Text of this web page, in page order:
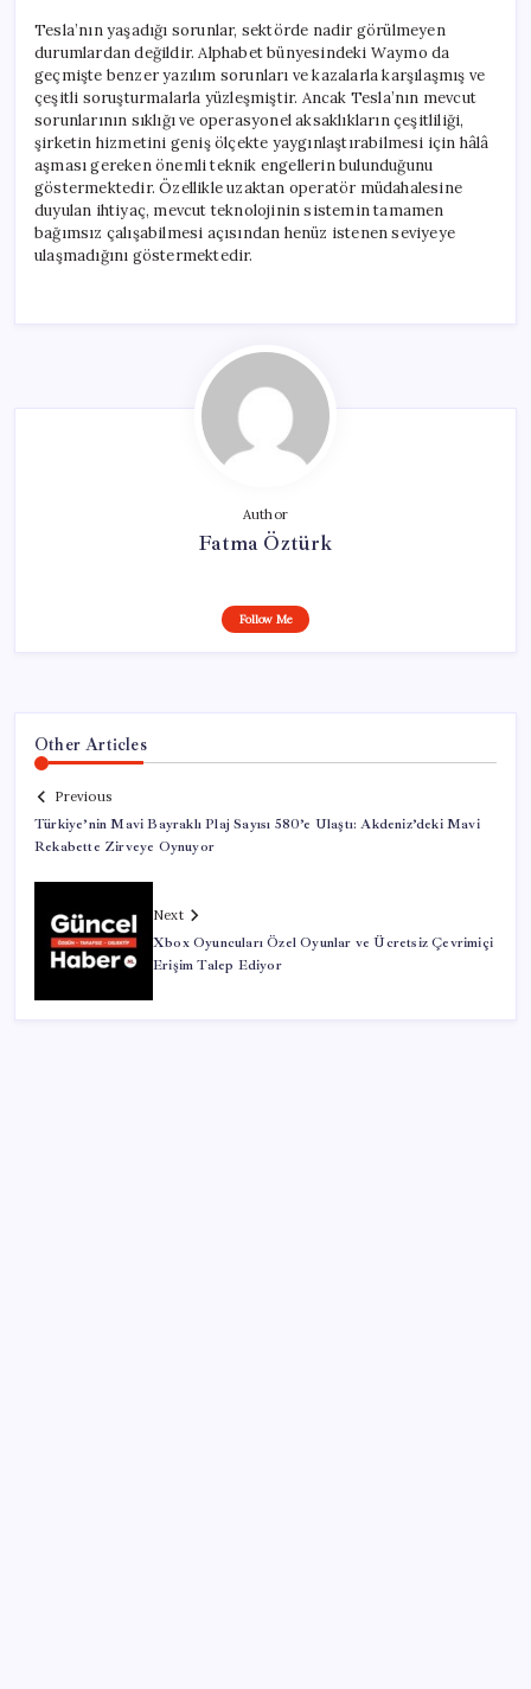
Tesla’nın yaşadığı sorunlar, sektörde nadir görülmeyen
durumlardan değildir. Alphabet bünyesindeki Waymo da
geçmişte benzer yazılım sorunları ve kazalarla karşılaşmış ve
çeşitli soruşturmalarla yüzleşmiştir. Ancak Tesla’nın mevcut
sorunlarının sıklığı ve operasyonel aksaklıkların çeşitliliği,
şirketin hizmetini geniş ölçekte yaygınlaştırabilmesi için hâlâ
aşması gereken önemli teknik engellerin bulunduğunu
göstermektedir. Özellikle uzaktan operatör müdahalesine
duyulan ihtiyaç, mevcut teknolojinin sistemin tamamen
bağımsız çalışabilmesi açısından henüz istenen seviyeye
ulaşmadığını göstermektedir.
Author
Fatma Öztürk
Follow Me
Other Articles
Previous
Türkiye’nin Mavi Bayraklı Plaj Sayısı 580’e Ulaştı: Akdeniz’deki Mavi
Rekabette Zirveye Oynuyor
Next
Xbox Oyuncuları Özel Oyunlar ve Ücretsiz Çevrimiçi
Erişim Talep Ediyor